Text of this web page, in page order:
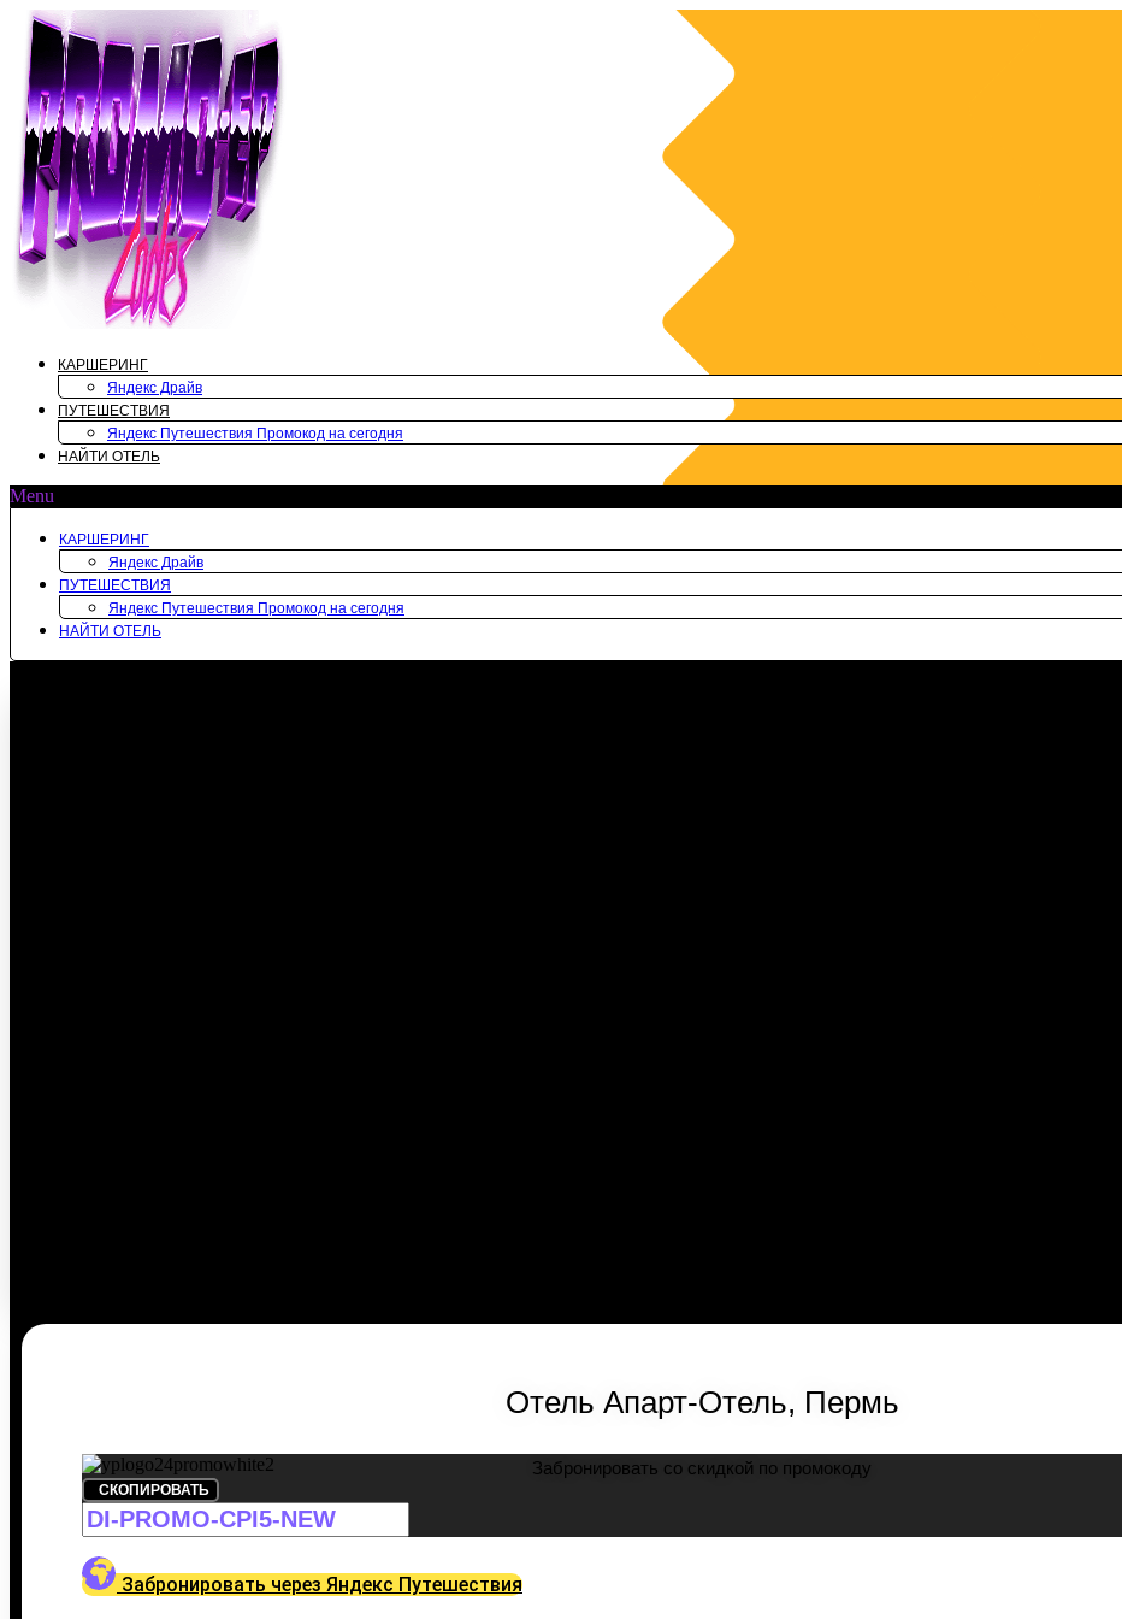
Перейти
содержимому
КАРШЕРИНГ
Яндекс Драйв
ПУТЕШЕСТВИЯ
Яндекс Путешествия Промокод на сегодня
НАЙТИ ОТЕЛЬ
Menu
КАРШЕРИНГ
Яндекс Драйв
ПУТЕШЕСТВИЯ
Яндекс Путешествия Промокод на сегодня
НАЙТИ ОТЕЛЬ
Отель Апарт-Отель, Пермь
Забронировать со скидкой по промокоду
СКОПИРОВАТЬ
Забронировать через Яндекс Путешествия